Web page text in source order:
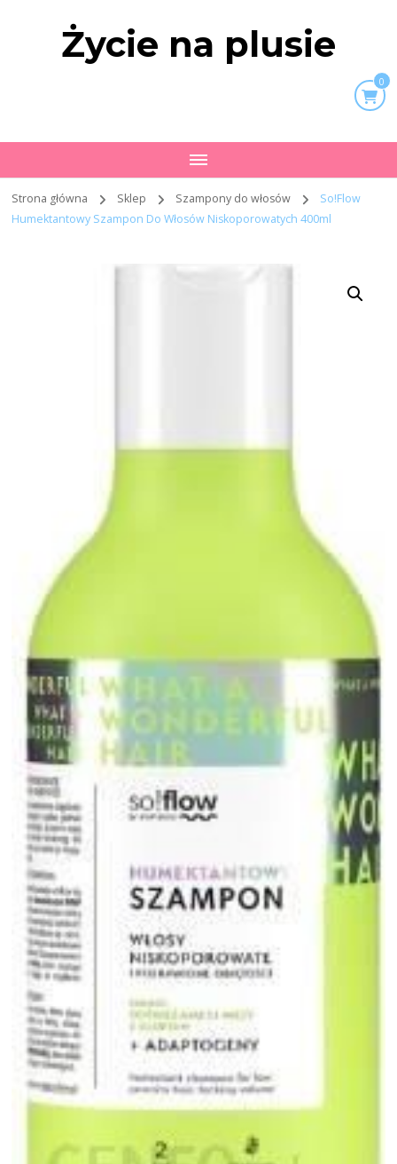
Życie na plusie
0
Strona główna Sklep Szampony do włosów
So!Flow
Humektantowy Szampon Do Włosów Niskoporowatych 400ml